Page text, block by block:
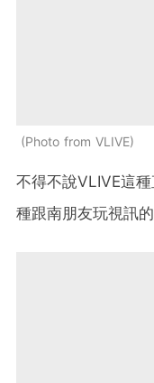
Photo from VLIVE
不得不說VLIVE這
種跟南朋友玩視訊